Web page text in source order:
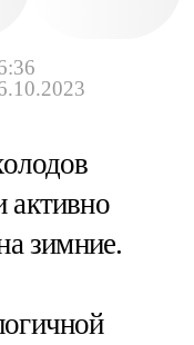
активно
зимние.